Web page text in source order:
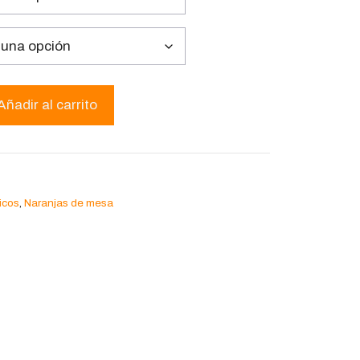
al carrito
Naranjas de mesa